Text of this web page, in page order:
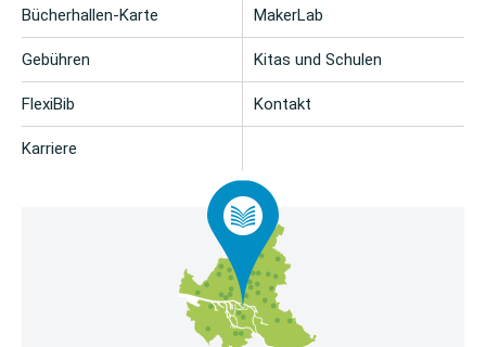
Bücherhallen-Karte
Gebühren
FlexiBib
Karriere
MakerLab
Kitas und Schulen
Kontakt